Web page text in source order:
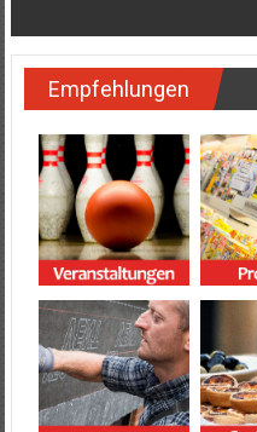
Empfehlungen